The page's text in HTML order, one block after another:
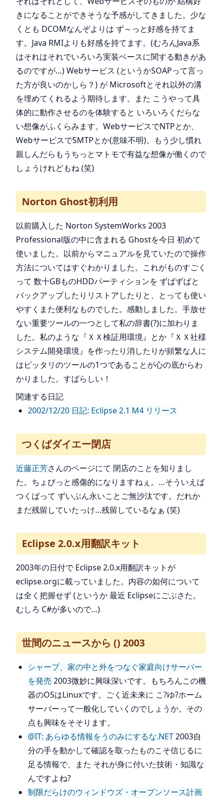
きになることができそうな予感がしてきました。少な
くとも DCOMなんぞよりは ず～っと好感を持てま
す。Java RMIよりも好感を持てます。(むろんJava系
はそれはそれでいろいろ実装ベースに関する動きがあ
るのですが…) Webサービス (というかSOAPって言っ
た方が良いのかしら？) が Microsoftとそれ以外の溝
を埋めてくれるよう期待します。また こうやって具
体的に動作させるのを体験すると いろいろくだらな
い想像がふくらみます。WebサービスでNTPとか、
WebサービスでSMTPとか(意味不明)。もう少し慣れ
親しんだらもうちっとマトモで有益な想像が働くので
しょうけれどもね (笑)
Norton Ghost初利用
以前購入した Norton SystemWorks 2003
Professional版の中に含まれる Ghostを今日 初めて
使いました。以前からマニュアルを見ていたので操作
方法についてはすぐわかりました。これがものすごく
って 数十GBものHDDパーティションを ずばずばと
バックアップしたりリストアしたりと、とっても使い
やすくまた便利なものでした。感動しました。手放せ
ない重要ツールの一つとして私の辞書(?)に加わりま
した。私のような『ＸＸ検証用環境』とか『ＸＸ社様
システム開発環境』を作ったり消したりが頻繁な人に
はピッタリのツールの1つであることが心の底からわ
かりました。すばらしい！
関連する日記
2002/12/20 日記: Eclipse 2.1 M4 リリース
つくばダイエー閉店
近藤正芳さんのページにて 閉店のことを知りまし
た。ちょびっと感傷的になりますねぇ。…そういえば
つくばって ずいぶん永いことご無沙汰です。だれか
まだ残留していたっけ…残留しているなぁ (笑)
Eclipse 2.0.x用翻訳キット
2003年の日付で Eclipse 2.0.x用翻訳キットが
eclipse.orgに載っていました。内容の如何について
は全く把握せず (というか 最近 Eclipseにごぶさた。
むしろ C#が多いので…)
世間のニュースから () 2003
シャープ、家の中と外をつなぐ家庭向けサーバー
を発売 2003微妙に興味深いです。もちろんこの機
器のOSはLinuxです。ごく近未来に こ?ゆ?ホーム
サーバーって一般化していくのでしょうか。その
点も興味をそそります。
@IT: あらゆる情報をうのみにするな.NET2003自
分の手を動かして確認を取ったものこそ信じるに
足る情報で、また それが身に付いた技術・知識な
んですよね?
制限だらけのウィンドウズ・オープンソース計画